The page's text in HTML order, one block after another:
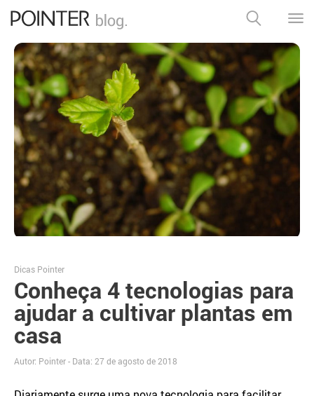
Conheça 4 tecnologias para
ajudar a cultivar plantas em
casa
Dicas Pointer
Autor: Pointer - Data: 27 de agosto de 2018